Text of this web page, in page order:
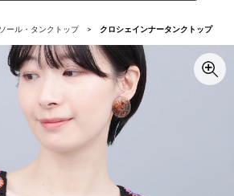
ール・タンクトップ クロシェインナータンクトップ